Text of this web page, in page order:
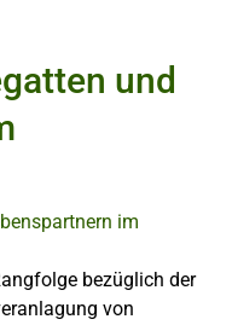
und
bezüglich der
von